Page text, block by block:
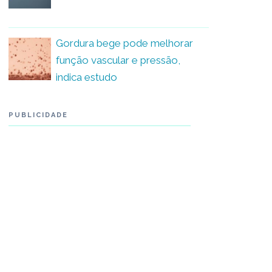
Gordura bege pode melhorar
função vascular e pressão,
indica estudo
PUBLICIDADE